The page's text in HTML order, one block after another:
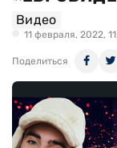
Видео
11 февраля, 2022,
Поделиться